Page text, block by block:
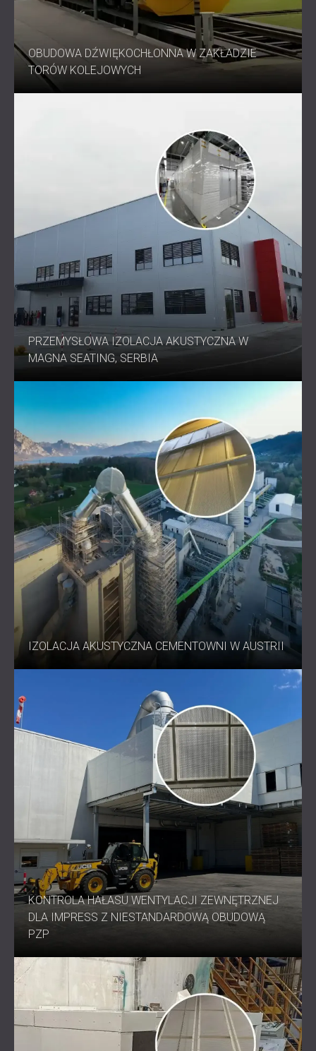
OBUDOWA DŹWIĘKOCHŁONNA W ZAKŁADZIE
TORÓW KOLEJOWYCH
PRZEMYSŁOWA IZOLACJA AKUSTYCZNA W
MAGNA SEATING, SERBIA
IZOLACJA AKUSTYCZNA CEMENTOWNI W AUSTRII
KONTROLA HAŁASU WENTYLACJI ZEWNĘTRZNEJ
DLA IMPRESS Z NIESTANDARDOWĄ OBUDOWĄ
PZP